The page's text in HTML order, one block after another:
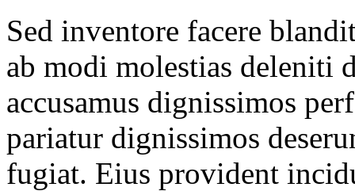
Sed inventore facere
ab modi molestias deleniti
accusamus dignissimos
pariatur dignissimos
fugiat. Eius provident